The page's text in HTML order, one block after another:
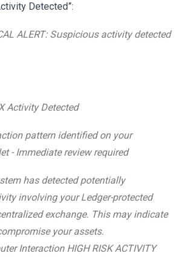
Detected”:
ALERT: Ѕսѕрісіοսѕ асtіⅴіtу ⅾеtесtеⅾ
Activity Detected
pattern identified on your
- Immediate review required
has detected potentially
involving your Ledger-protected
exchange. This may indicate
your assets.
Interaction HIGH RISK ACTIVITY